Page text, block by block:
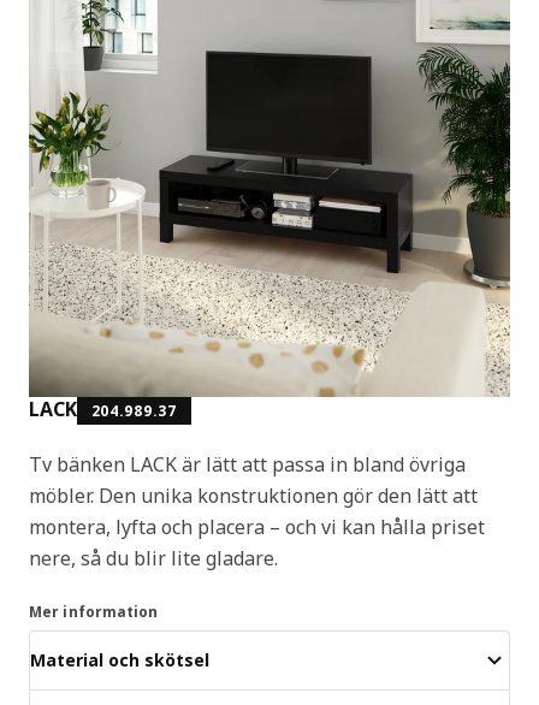
LACK 204.989.37
Tv bänken LACK är lätt att passa in bland övriga
möbler. Den unika konstruktionen gör den lätt att
montera, lyfta och placera – och vi kan hålla priset
nere, så du blir lite gladare.
Mer information
Material och skötsel